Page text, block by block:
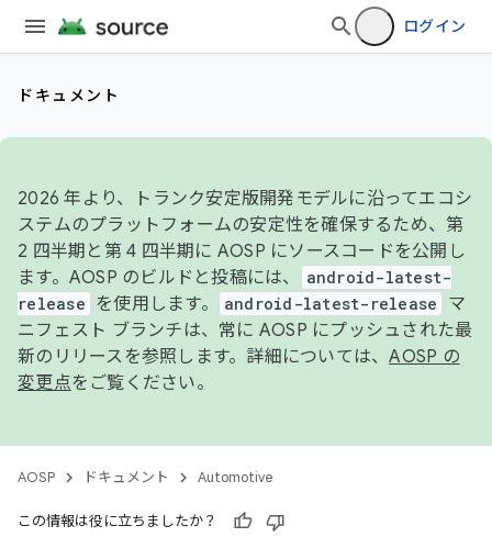
ログイン
ドキュメント
2026 年より、トランク安定版開発モデルに沿ってエコシ
ステムのプラットフォームの安定性を確保するため、第
2 四半期と第 4 四半期に AOSP にソースコードを公開し
ます。AOSP のビルドと投稿には、
android-latest-
release
を使用します。 android-latest-release
マ
ニフェスト ブランチは、常に AOSP にプッシュされた最
新のリリースを参照します。詳細については、AOSP の
変更点をご覧ください。
AOSP ドキュメント Automotive
この情報は役に立ちましたか？